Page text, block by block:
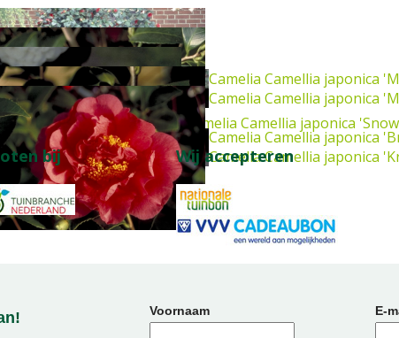
Camelia Camellia japonica
Camelia Camellia japonica
Camelia Camellia japonica
Camelia Camellia japonica
CameliaCamellia japonica
bij Wij accepteren
Voornaam E-